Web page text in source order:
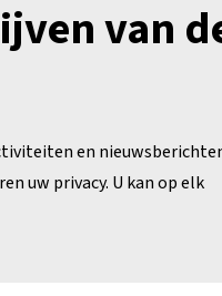
van
en
uw privacy. U kan op elk